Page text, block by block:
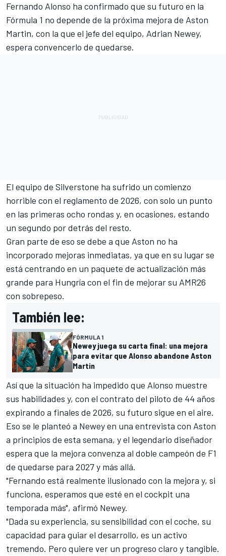
Fernando Alonso ha confirmado que su futuro en la
Fórmula 1 no depende de la próxima mejora de Aston
Martin, con la que el jefe del equipo, Adrian Newey,
espera convencerlo de quedarse.
El equipo de Silverstone ha sufrido un comienzo
horrible con el reglamento de 2026, con solo un punto
en las primeras ocho rondas y, en ocasiones, estando
un segundo por detrás del resto.
Gran parte de eso se debe a que Aston no ha
incorporado mejoras inmediatas, ya que en su lugar se
está centrando en un paquete de actualización más
grande para Hungría con el fin de mejorar su AMR26
con sobrepeso.
También lee:
FÓRMULA 1
Newey juega su carta final: una mejora
para evitar que Alonso abandone Aston
Martin
Así que la situación ha impedido que Alonso muestre
sus habilidades y, con el contrato del piloto de 44 años
expirando a finales de 2026, su futuro sigue en el aire.
Eso se le planteó a Newey en una entrevista con Aston
a principios de esta semana, y el legendario diseñador
espera que la mejora convenza al doble campeón de F1
de quedarse para 2027 y más allá.
"Fernando está realmente ilusionado con la mejora y, si
funciona, esperamos que esté en el cockpit una
temporada más", afirmó Newey.
"Dada su experiencia, su sensibilidad con el coche, su
capacidad para guiar el desarrollo, es un activo
tremendo. Pero quiere ver un progreso claro y tangible.